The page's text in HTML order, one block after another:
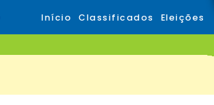
Início Classificados Eleições